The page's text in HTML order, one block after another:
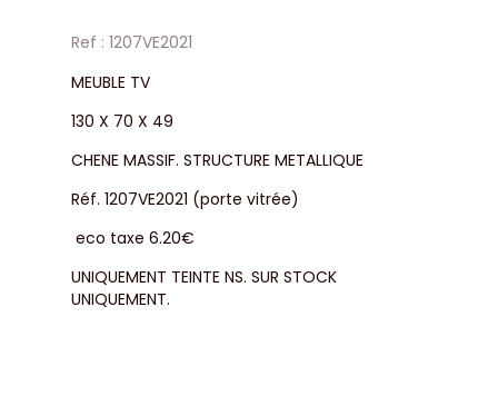
Ref : 1207VE2021
MEUBLE TV
130 X 70 X 49
CHENE MASSIF. STRUCTURE METALLIQUE
Réf. 1207VE2021 (porte vitrée)
eco taxe 6.20€
UNIQUEMENT TEINTE NS. SUR STOCK
UNIQUEMENT.